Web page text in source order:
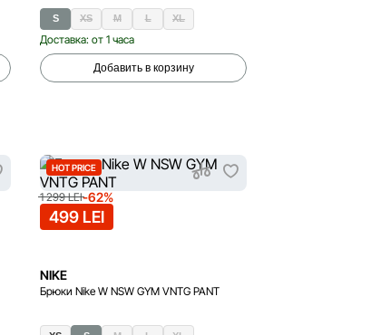
S XS M L XL
Доставка: от 1 часа
Добавить в корзину
HOT PRICE
1 299 LEI-62%
499 LEI
NIKE
Брюки Nike W NSW GYM VNTG PANT